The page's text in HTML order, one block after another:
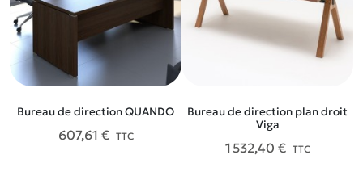
Bureau de direction QUANDO
607,61 € TTC
Bureau de direction plan droit
Viga
1 532,40 € TTC